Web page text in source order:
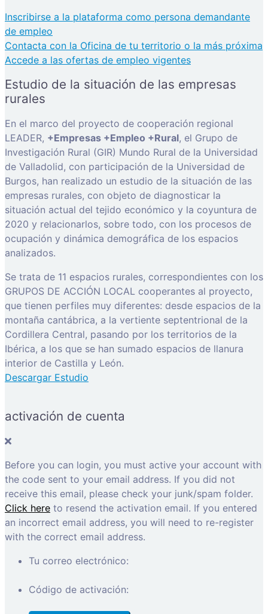
Inscribirse a la plataforma como persona demandante
de empleo
Contacta con la Oficina de tu territorio o la más próxima
Accede a las ofertas de empleo vigentes
Estudio de la situación de las empresas
rurales
En el marco del proyecto de cooperación regional
LEADER, +Empresas +Empleo +Rural, el Grupo de
Investigación Rural (GIR) Mundo Rural de la Universidad
de Valladolid, con participación de la Universidad de
Burgos, han realizado un estudio de la situación de las
empresas rurales, con objeto de diagnosticar la
situación actual del tejido económico y la coyuntura de
2020 y relacionarlos, sobre todo, con los procesos de
ocupación y dinámica demográfica de los espacios
analizados.
Se trata de 11 espacios rurales, correspondientes con los
GRUPOS DE ACCIÓN LOCAL cooperantes al proyecto,
que tienen perfiles muy diferentes: desde espacios de la
montaña cantábrica, a la vertiente septentrional de la
Cordillera Central, pasando por los territorios de la
Ibérica, a los que se han sumado espacios de llanura
interior de Castilla y León.
Descargar Estudio
activación de cuenta
Before you can login, you must active your account with
the code sent to your email address. If you did not
receive this email, please check your junk/spam folder.
Click here to resend the activation email. If you entered
an incorrect email address, you will need to re-register
with the correct email address.
Tu correo electrónico:
Código de activación: